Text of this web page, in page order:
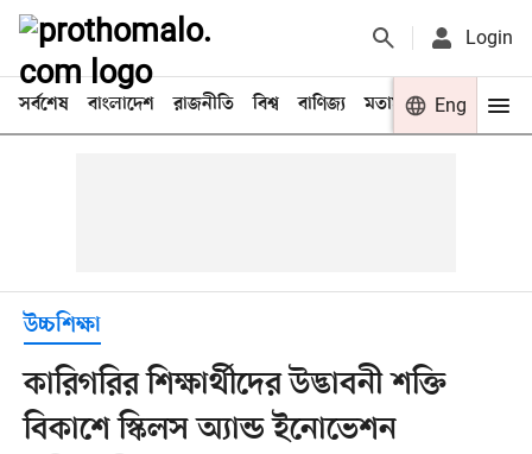
Login
সর্বশেষ বাংলাদেশ রাজনীতি বিশ্ব বাণিজ্য মতামত খেলা
Eng
উচ্চশিক্ষা
কারিগরির শিক্ষার্থীদের উদ্ভাবনী শক্তি
বিকাশে স্কিলস অ্যান্ড ইনোভেশন